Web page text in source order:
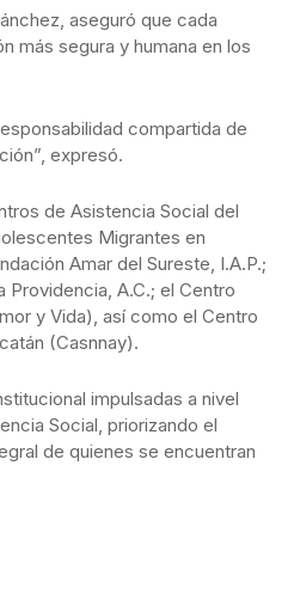
aseguró que cada
más segura y humana en los
compartida de
expresó.
de Asistencia Social del
Migrantes en
Amar del Sureste, I.A.P.;
Providencia, A.C.; el Centro
y Vida), así como el Centro
(Casnnay).
impulsadas a nivel
Social, priorizando el
de quienes se encuentran